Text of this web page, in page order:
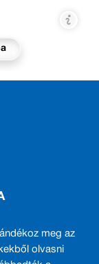
meg az
olvasni